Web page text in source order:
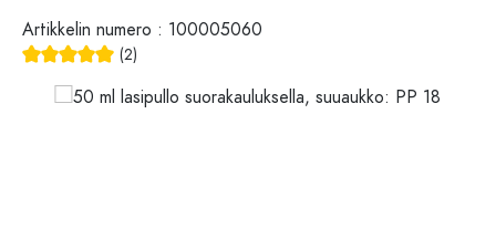
Artikkelin numero : 100005060
(2)